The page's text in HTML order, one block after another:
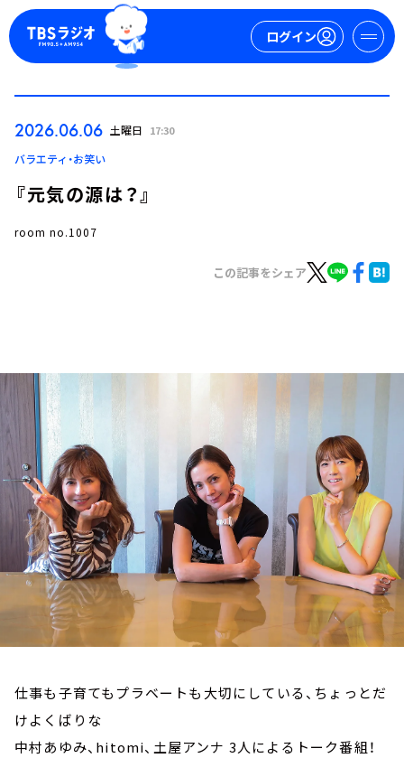
ログイン
ログイン
トピックス
TBS Podcast
お知らせ
イベント・グッズ
YouTube
会社情報
2026.06.06 土曜日 17:30
バラエティ・お笑い
『元気の源は？』
room no.1007
この記事をシェア
仕事も子育てもプラベートも大切にしている、ちょっとだ
けよくばりな
中村あゆみ、hitomi、土屋アンナ 3人によるトーク番組！